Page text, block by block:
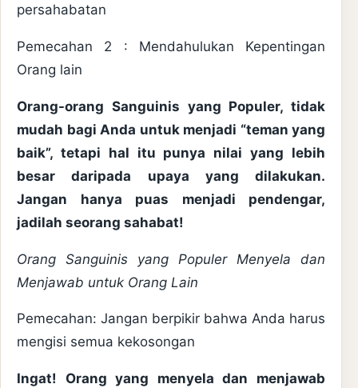
persahabatan
Pemecahan 2 : Mendahulukan Kepentingan
Orang lain
Orang-orang Sanguinis yang Populer, tidak
mudah bagi Anda untuk menjadi “teman yang
baik”, tetapi hal itu punya nilai yang lebih
besar daripada upaya yang dilakukan.
Jangan hanya puas menjadi pendengar,
jadilah seorang sahabat!
Orang Sanguinis yang Populer Menyela dan
Menjawab untuk Orang Lain
Pemecahan: Jangan berpikir bahwa Anda harus
mengisi semua kekosongan
Ingat! Orang yang menyela dan menjawab